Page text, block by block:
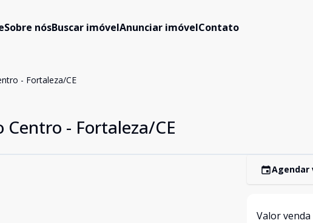
Sobre nósBuscar imóvelAnunciar imóvelContato
- Fortaleza/CE
Centro - Fortaleza/CE
Agendar
Valor venda